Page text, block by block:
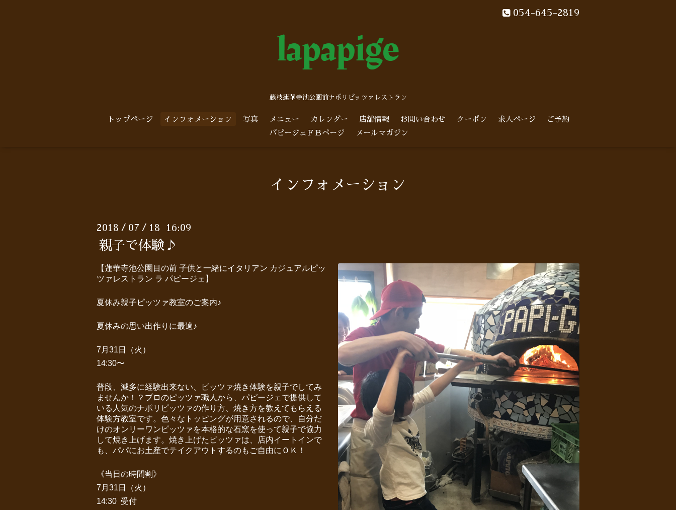
054-645-2819
藤枝蓮華寺池公園前ナポリピッツァレストラン
トップページ インフォメーション 写真 メニュー カレンダー 店舗情報 お問い合わせ クーポン 求人ページ
ご予約
パピージェＦＢページ
メールマガジン
インフォメーション
2018 / 07 / 18 16:09
親子で体験♪
【蓮華寺池公園目の前 子供と一緒にイタリアン カジュアルピッ
ツァレストラン ラ パピージェ】
夏休み親子ピッツァ教室のご案内♪
夏休みの思い出作りに最適♪
7月31日（火）
14:30〜
普段、滅多に経験出来ない、ピッツァ焼き体験を親子でしてみ
ませんか！？プロのピッツァ職人から、パピージェで提供して
いる人気のナポリピッツァの作り方、焼き方を教えてもらえる
体験方教室です。色々なトッピングが用意されるので、自分だ
けのオンリーワンピッツァを本格的な石窯を使って親子で協力
して焼き上げます。焼き上げたピッツァは、店内イートインで
も、パパにお土産でテイクアウトするのもご自由にＯＫ！
《当日の時間割》
7月31日（火）
14:30 受付